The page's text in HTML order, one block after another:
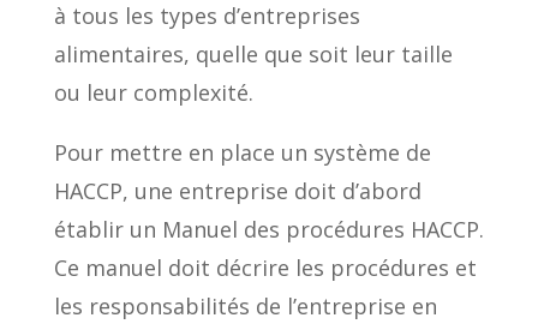
à tous les types d’entreprises
alimentaires, quelle que soit leur taille
ou leur complexité.
Pour mettre en place un système de
HACCP, une entreprise doit d’abord
établir un Manuel des procédures HACCP.
Ce manuel doit décrire les procédures et
les responsabilités de l’entreprise en